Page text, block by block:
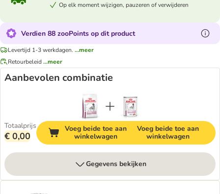
Op elk moment wijzigen, pauzeren of verwijderen
Verdien 88 zooPoints op dit product
Levertijd 1-3 werkdagen. ...meer
Retourbeleid ...meer
Aanbevolen combinatie
Totaalprijs
€ 0,00
Voeg beide toe aan
winkelwagen
Voeg beide toe aan
winkelwagen
Gegevens bekijken